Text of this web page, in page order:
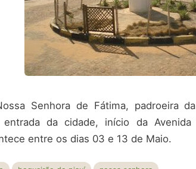
Senhora de Fátima, padroeira
entrada da cidade, início da
entre os dias 03 e 13 de Maio.